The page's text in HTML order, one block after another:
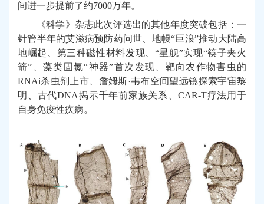
间进一步提前了约7000万年。
《科学》杂志此次评选出的其他年度突破包括：一
针管半年的艾滋病预防药问世、地幔“巨浪”推动大陆高
地崛起、第三种磁性材料发现、“星舰”实现“筷子夹火
箭”、藻类固氮“神器”首次发现、靶向农作物害虫的
RNAi杀虫剂上市、詹姆斯·韦布空间望远镜探索宇宙黎
明、古代DNA揭示千年前家族关系、CAR-T疗法用于
自身免疫性疾病。